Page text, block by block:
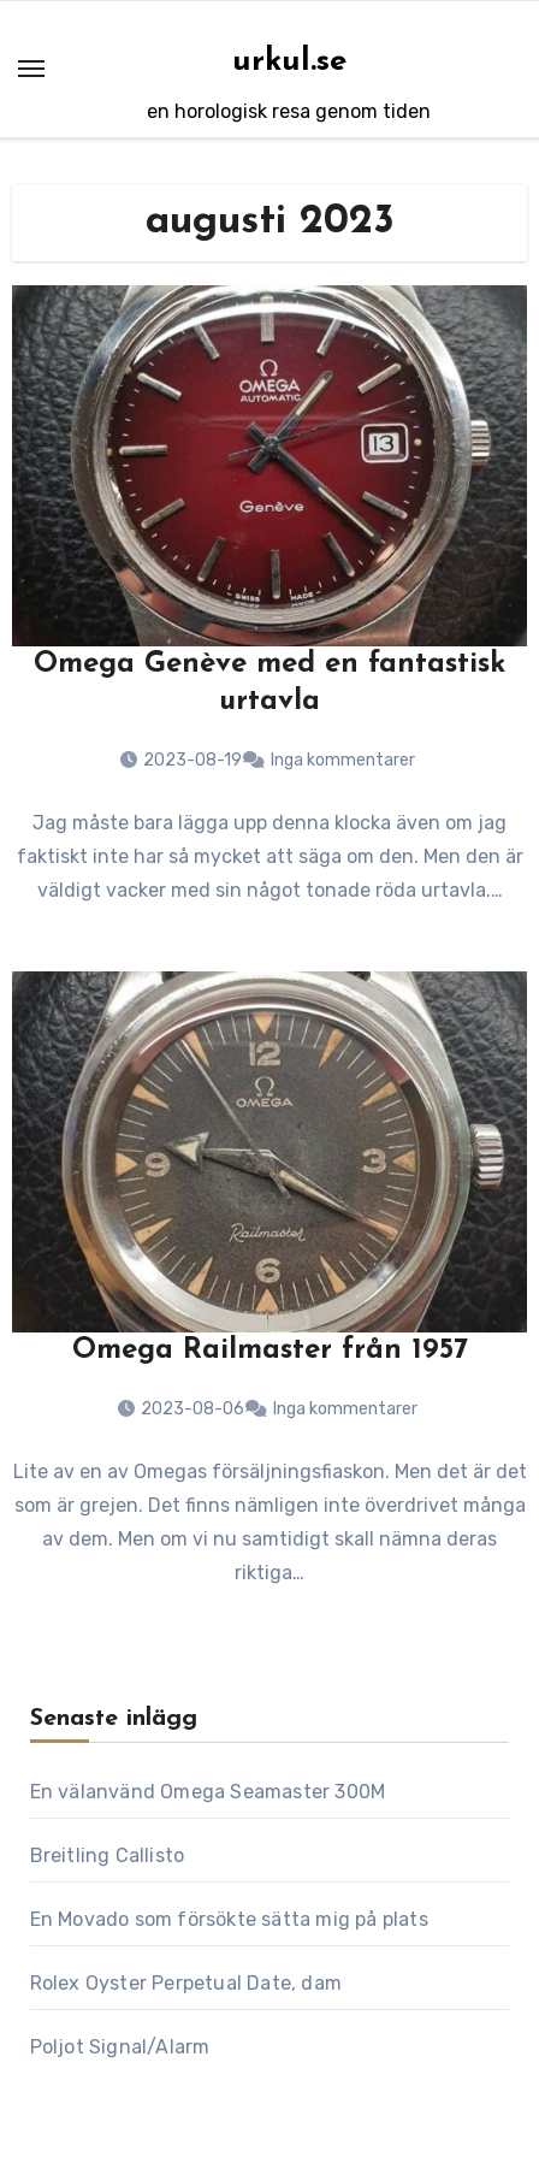
innehåll
urkul.se
en horologisk resa genom tiden
augusti 2023
Omega Genève med en fantastisk
urtavla
2023-08-19 Inga kommentarer
Jag måste bara lägga upp denna klocka även om jag
faktiskt inte har så mycket att säga om den. Men den är
väldigt vacker med sin något tonade röda urtavla.…
Omega Railmaster från 1957
2023-08-06 Inga kommentarer
Lite av en av Omegas försäljningsfiaskon. Men det är det
som är grejen. Det finns nämligen inte överdrivet många
av dem. Men om vi nu samtidigt skall nämna deras
riktiga…
Senaste inlägg
En välanvänd Omega Seamaster 300M
Breitling Callisto
En Movado som försökte sätta mig på plats
Rolex Oyster Perpetual Date, dam
Poljot Signal/Alarm